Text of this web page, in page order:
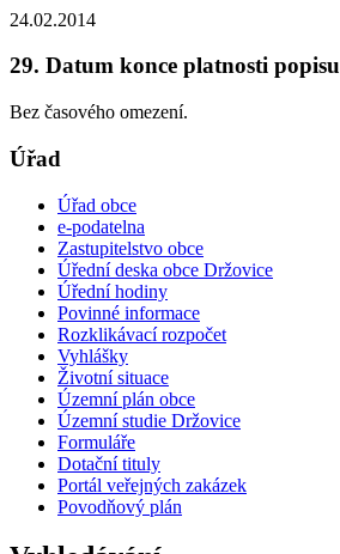
24.02.2014
29. Datum konce platnosti popisu
Bez časového omezení.
Úřad
Úřad obce
e-podatelna
Zastupitelstvo obce
Úřední deska obce Držovice
Úřední hodiny
Povinné informace
Rozklikávací rozpočet
Vyhlášky
Životní situace
Územní plán obce
Územní studie Držovice
Formuláře
Dotační tituly
Portál veřejných zakázek
Povodňový plán